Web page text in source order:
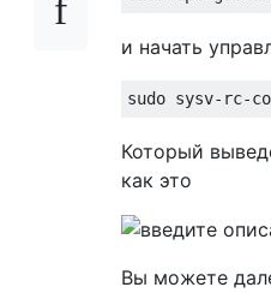
и начать
Который
как это
Вы можете